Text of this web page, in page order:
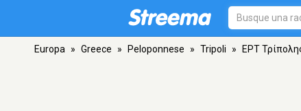
Europa » Greece » Peloponnese » Tripoli » ΕΡΤ